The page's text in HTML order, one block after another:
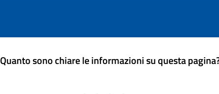
Quanto sono chiare le informazioni su questa